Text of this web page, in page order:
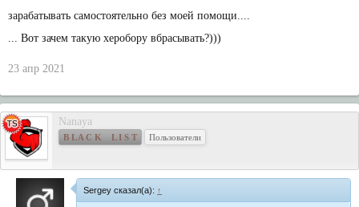
зарабатывать самостоятельно без моей помощи....
... Вот зачем такую херобору вбрасывать?)))
23 апр 2021
Nanaya
B L A C K L I S T Пользователи
Sergey сказал(а): ↑